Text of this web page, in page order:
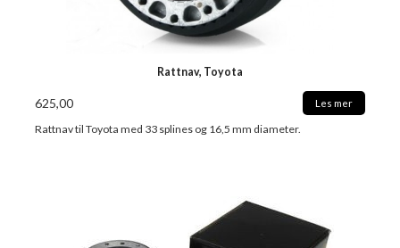
Rattnav, Toyota
625,00 Les mer
Rattnav til Toyota med 33 splines og 16,5 mm diameter.